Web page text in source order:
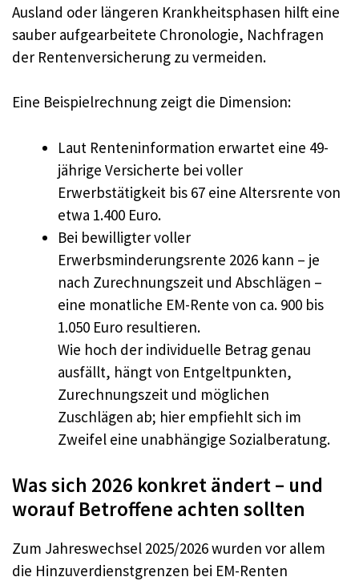
Ausland oder längeren Krankheitsphasen hilft eine
sauber aufgearbeitete Chronologie, Nachfragen
der Rentenversicherung zu vermeiden.
Eine Beispielrechnung zeigt die Dimension:
Laut Renteninformation erwartet eine 49-
jährige Versicherte bei voller
Erwerbstätigkeit bis 67 eine Altersrente von
etwa 1.400 Euro.
Bei bewilligter voller
Erwerbsminderungsrente 2026 kann – je
nach Zurechnungszeit und Abschlägen –
eine monatliche EM-Rente von ca. 900 bis
1.050 Euro resultieren.
Wie hoch der individuelle Betrag genau
ausfällt, hängt von Entgeltpunkten,
Zurechnungszeit und möglichen
Zuschlägen ab; hier empfiehlt sich im
Zweifel eine unabhängige Sozialberatung.
Was sich 2026 konkret ändert – und
worauf Betroffene achten sollten
Zum Jahreswechsel 2025/2026 wurden vor allem
die Hinzuverdienstgrenzen bei EM-Renten